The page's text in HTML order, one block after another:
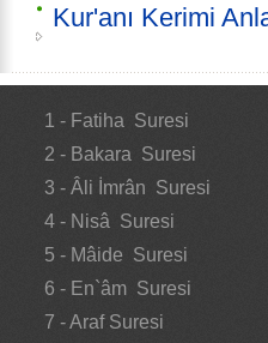
Kur'anı Kerimi
1 - Fatiha Suresi
2 - Bakara Suresi
3 - Âli İmrân Suresi
4 - Nisâ Suresi
5 - Mâide Suresi
6 - En`âm Suresi
7 - Araf Suresi